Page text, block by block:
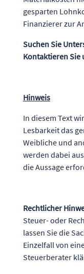
gesparten
Finanzierer zur
Suchen Sie
Kontaktieren Sie
Hinweis
In diesem Text
Lesbarkeit das
Weibliche und
werden dabei
die Aussage
Rechtlicher
Steuer- oder
lassen Sie die
Einzelfall von
Steuerberater